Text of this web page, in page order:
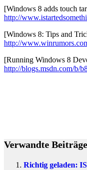
[Windows 8 adds touch
http://
[Windows 8: Tips and
http://
[Running Windows 8
http://blogs.msdn.com/b/
Verwandte
Richtig geladen: